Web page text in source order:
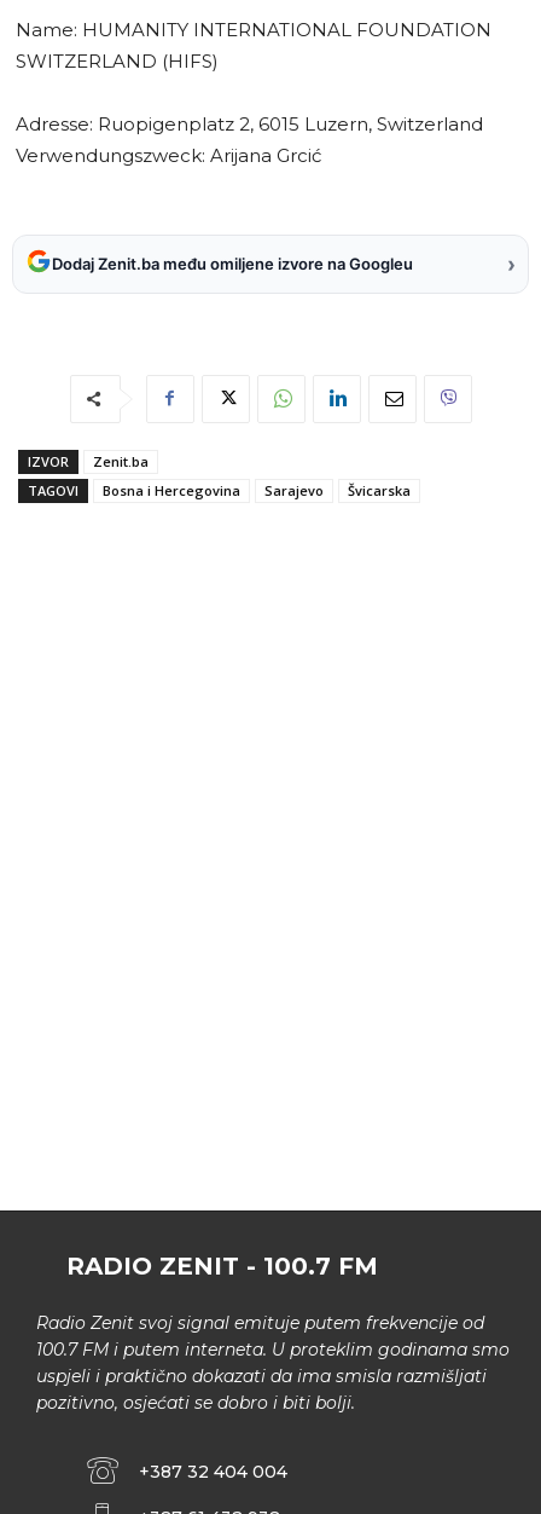
Name: HUMANITY INTERNATIONAL FOUNDATION
SWITZERLAND (HIFS)
Adresse: Ruopigenplatz 2, 6015 Luzern, Switzerland
Verwendungszweck: Arijana Grcić
Dodaj Zenit.ba među omiljene izvore na Googleu ›
IZVOR
Zenit.ba
TAGOVI
Bosna i Hercegovina Sarajevo Švicarska
RADIO ZENIT - 100.7 FM
Radio Zenit svoj signal emituje putem frekvencije od
100.7 FM i putem interneta. U proteklim godinama smo
uspjeli i praktično dokazati da ima smisla razmišljati
pozitivno, osjećati se dobro i biti bolji.
+387 32 404 004